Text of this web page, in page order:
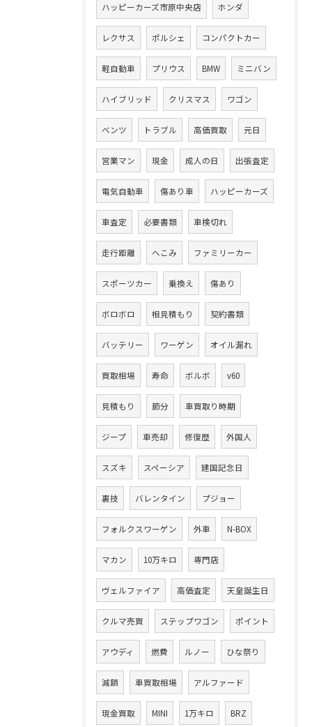
ハッピーカーズ市原中央店 ホンダ
レクサス ポルシェ コンパクトカー
軽自動車 プリウス BMW ミニバン
ハイブリッド クリスマス ワゴン
ベンツ トラブル 高価買取 元日
営業マン 現金 成人の日 出張査定
電気自動車 傷あり車 ハッピーカーズ
車査定 必要書類 車検切れ
走行距離 へこみ ファミリーカー
スポーツカー 乗換え 傷あり
ボロボロ 相見積もり 契約書類
バッテリー ワーゲン オイル漏れ
買取相場 寿命 ボルボ v60
見積もり 節分 車買取り時期
ジープ 車売却 修復歴 外国人
スズキ スペーシア 建国記念日
裏技 バレンタイン プジョー
フォルクスワーゲン 外車 N-BOX
マカン 10万キロ 専門店
ヴェルファイア 高価査定 天皇誕生日
クルマ売買 ステップワゴン ポイント
アウディ 燃費 ルノー ひな祭り
減額 車買取相場 アルファード
現金買取 MINI 1万キロ BRZ